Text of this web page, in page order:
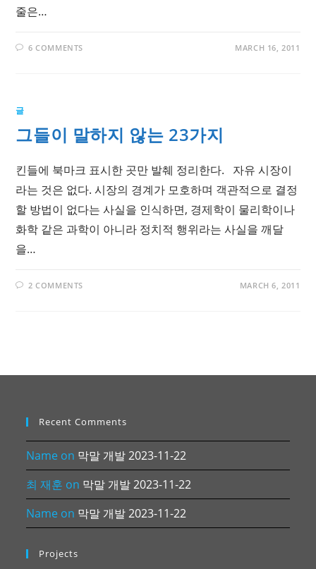
줄은…
6 COMMENTS MARCH 16, 2011
글
그들이 말하지 않는 23가지
킨들에 북마크 표시한 곳만 발췌 정리한다. 자유 시장이
라는 것은 없다. 시장의 경계가 모호하며 객관적으로 결정
할 방법이 없다는 사실을 인식하면, 경제학이 물리학이나
화학 같은 과학이 아니라 정치적 행위라는 사실을 깨달
을…
2 COMMENTS MARCH 6, 2011
Recent Comments
Name on 막말 개발 2023-11-22
최 재훈 on 막말 개발 2023-11-22
Name on 막말 개발 2023-11-22
Projects